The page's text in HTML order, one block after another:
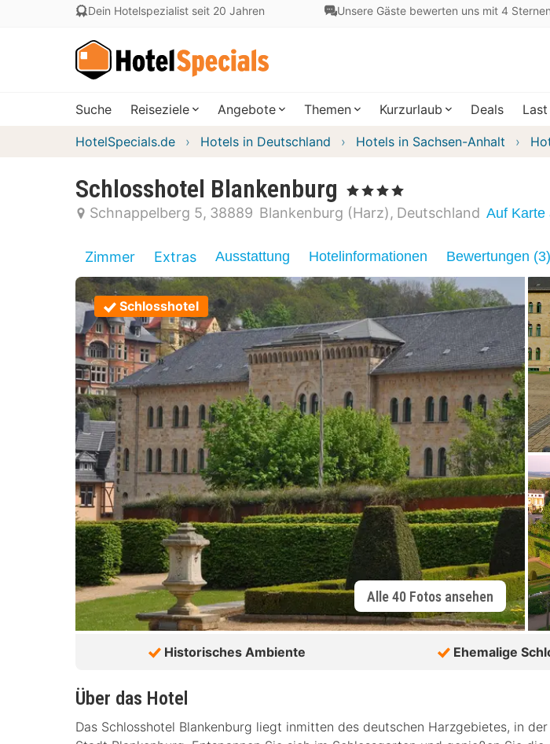
Dein Hotelspezialist seit 20 Jahren Unsere Gäste bewerten uns mit 4 Sternen
Suche Reiseziele Angebote Themen Kurzurlaub Deals
HotelSpecials.de Hotels in Deutschland Hotels in Sachsen-Anhalt
Schlosshotel Blankenburg , 4 Sterne
Schnappelberg 5 38889 Blankenburg (Harz) Deutschland Auf Karte
Zimmer Extras Ausstattung Hotelinformationen Bewertungen (3)
Schlosshotel
Alle 40 Fotos ansehen
Historisches Ambiente Ehemalige
Über das Hotel
Das Schlosshotel Blankenburg liegt inmitten des deutschen Harzgebietes, in